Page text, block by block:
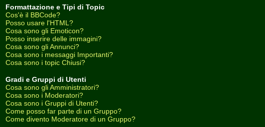
Formattazione e Tipi di Topic
Cos'è il BBCode?
Posso usare l'HTML?
Cosa sono gli Emoticon?
Posso inserire delle immagini?
Cosa sono gli Annunci?
Cosa sono i messaggi Importanti?
Cosa sono i topic Chiusi?
Gradi e Gruppi di Utenti
Cosa sono gli Amministratori?
Cosa sono i Moderatori?
Cosa sono i Gruppi di Utenti?
Come posso far parte di un Gruppo?
Come divento Moderatore di un Gruppo?